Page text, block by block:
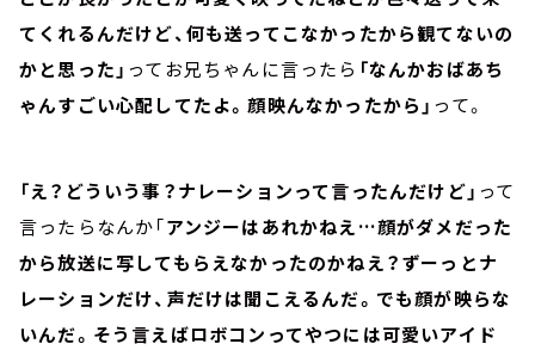
てくれるんだけど、何も送ってこなかったから観てないの
かと思った」 ってお兄ちゃんに言ったら 「なんかおばあち
ゃんすごい心配してたよ。顔映んなかったから」 って。
「え？どういう事？ナレーションって言ったんだけど」 って
言ったらなんか「アンジーはあれかねえ…顔がダメだった
から放送に写してもらえなかったのかねえ？ずーっとナ
レーションだけ、声だけは聞こえるんだ。でも顔が映らな
いんだ。そう言えばロボコンってやつには可愛いアイド